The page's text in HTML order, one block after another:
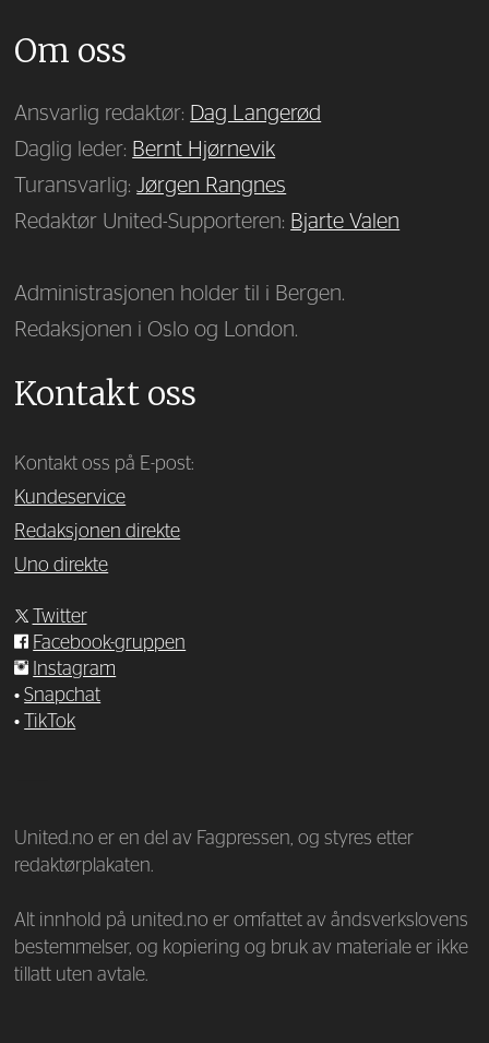
Om oss
Ansvarlig redaktør: Dag Langerød
Daglig leder: Bernt Hjørnevik
Turansvarlig:Jørgen Rangnes
Redaktør United-Supporteren: Bjarte Valen
Administrasjonen holder til i Bergen.
Redaksjonen i Oslo og London.
Kontakt oss
Kontakt oss på E-post:
Kundeservice
Redaksjonen direkte
Uno direkte
Twitter
Facebook-gruppen
Instagram
•Snapchat
•
TikTok
United.no er en del av Fagpressen, og styres etter
redaktørplakaten.
Alt innhold på united.no er omfattet av åndsverkslovens
bestemmelser, og kopiering og bruk av materiale er ikke
tillatt uten avtale.